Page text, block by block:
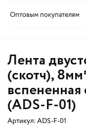
Оптовым покупателям
Лента
(скотч),
вспененная
(ADS-F-01)
Артикул: ADS-F-01